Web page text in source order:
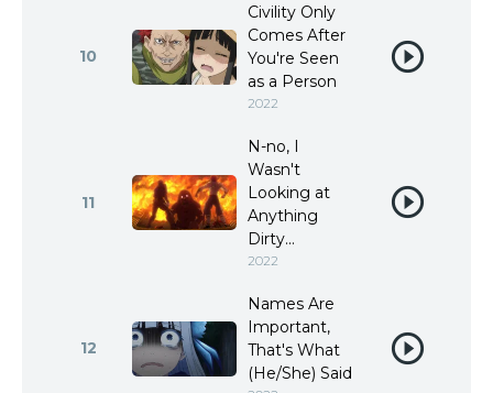
10
Civility Only
Comes After
You're Seen
as a Person
2022
11
N-no, I
Wasn't
Looking at
Anything
Dirty...
2022
12
Names Are
Important,
That's What
(He/She) Said